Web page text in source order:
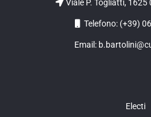
Viale P. Togliatti, 1625
Telefono: (+39)
Email:
Electi